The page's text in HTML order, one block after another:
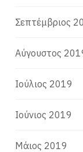
Σεπτέμβριος
Αύγουστος
Ιούλιος 2019
Ιούνιος 2019
Μάιος 2019